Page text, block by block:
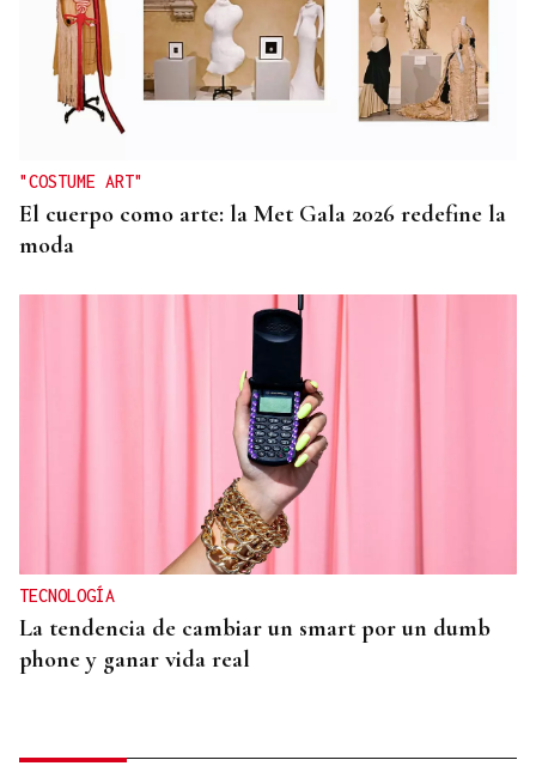
"COSTUME ART"
El cuerpo como arte: la Met Gala 2026 redefine la
moda
TECNOLOGÍA
La tendencia de cambiar un smart por un dumb
phone y ganar vida real